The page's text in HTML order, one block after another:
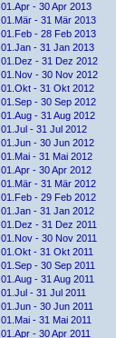
01.Apr - 30 Apr 2013
01.Mär - 31 Mär 2013
01.Feb - 28 Feb 2013
01.Jan - 31 Jan 2013
01.Dez - 31 Dez 2012
01.Nov - 30 Nov 2012
01.Okt - 31 Okt 2012
01.Sep - 30 Sep 2012
01.Aug - 31 Aug 2012
01.Jul - 31 Jul 2012
01.Jun - 30 Jun 2012
01.Mai - 31 Mai 2012
01.Apr - 30 Apr 2012
01.Mär - 31 Mär 2012
01.Feb - 29 Feb 2012
01.Jan - 31 Jan 2012
01.Dez - 31 Dez 2011
01.Nov - 30 Nov 2011
01.Okt - 31 Okt 2011
01.Sep - 30 Sep 2011
01.Aug - 31 Aug 2011
01.Jul - 31 Jul 2011
01.Jun - 30 Jun 2011
01.Mai - 31 Mai 2011
01.Apr - 30 Apr 2011